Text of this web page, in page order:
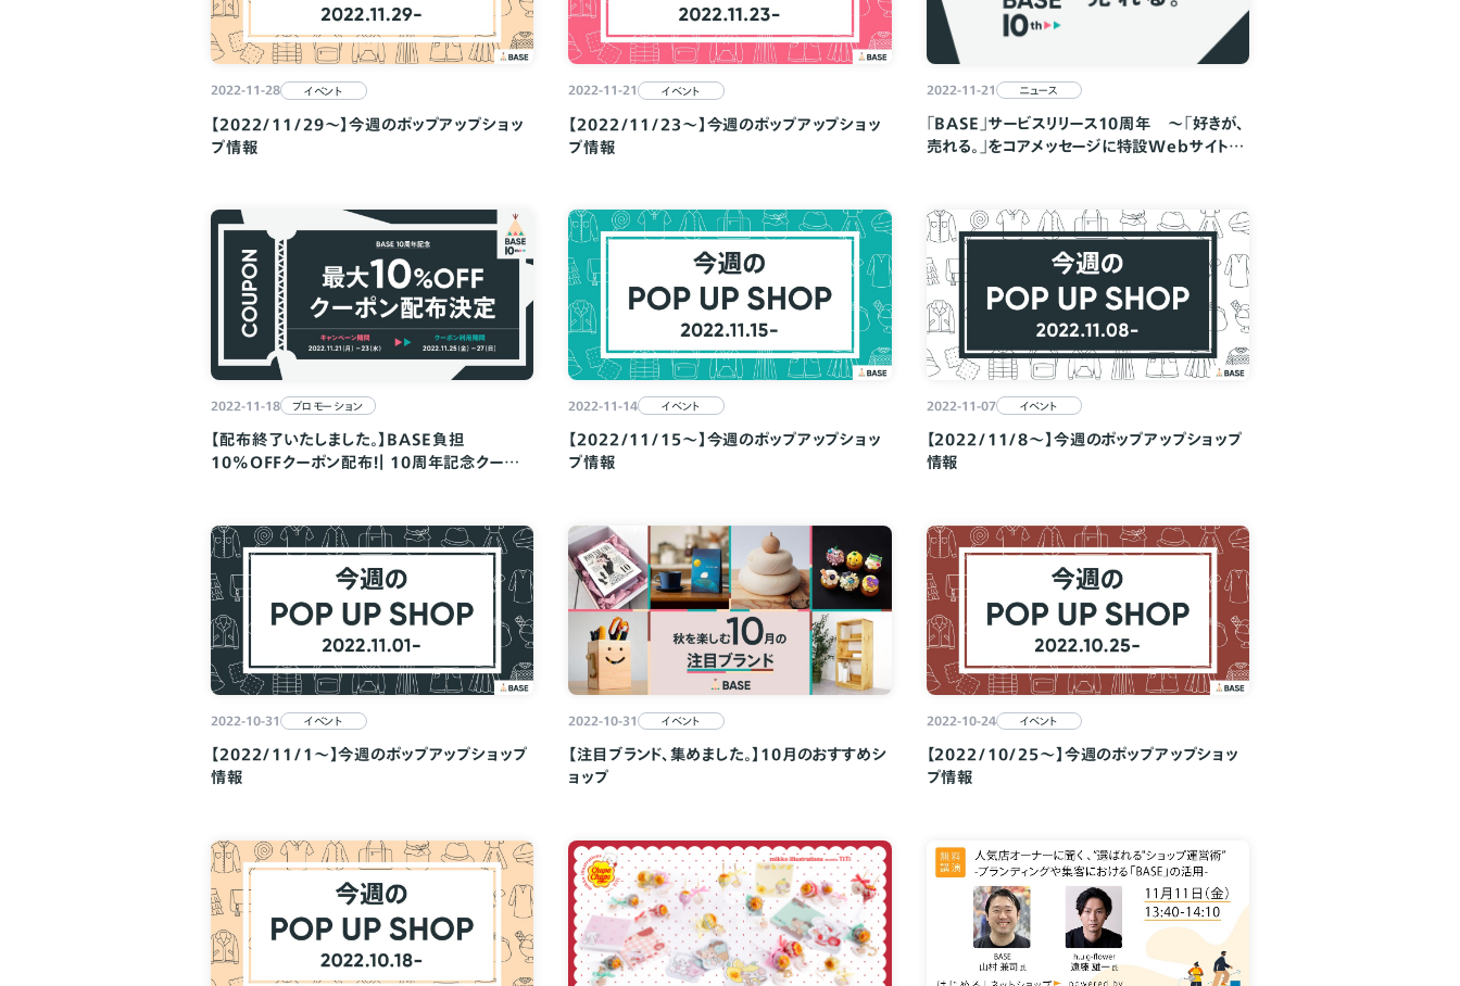
2022-11-28 イベント
【2022/11/29～】今週のポップアップショッ
プ情報
2022-11-21 イベント
【2022/11/23～】今週のポップアップショッ
プ情報
2022-11-21 ニュース
「BASE」サービスリリース10周年 ～「好きが、
売れる。」をコアメッセージに特設Webサイトの
2022-11-18 プロモーション
【配布終了いたしました。】BASE負担
10%OFFクーポン配布！｜ 10周年記念クーポ
2022-11-14 イベント
【2022/11/15～】今週のポップアップショッ
プ情報
2022-11-07 イベント
【2022/11/8～】今週のポップアップショップ
情報
2022-10-31 イベント
【2022/11/1～】今週のポップアップショップ
情報
2022-10-31 イベント
【注目ブランド、集めました。】10月のおすすめシ
ョップ
2022-10-24 イベント
【2022/10/25～】今週のポップアップショッ
プ情報